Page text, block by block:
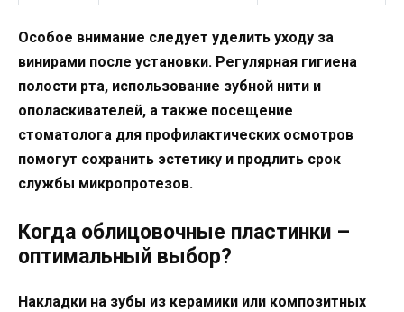
Особое внимание следует уделить уходу за
винирами после установки. Регулярная гигиена
полости рта, использование зубной нити и
ополаскивателей, а также посещение
стоматолога для профилактических осмотров
помогут сохранить эстетику и продлить срок
службы микропротезов.
Когда облицовочные пластинки –
оптимальный выбор?
Накладки на зубы из керамики или композитных